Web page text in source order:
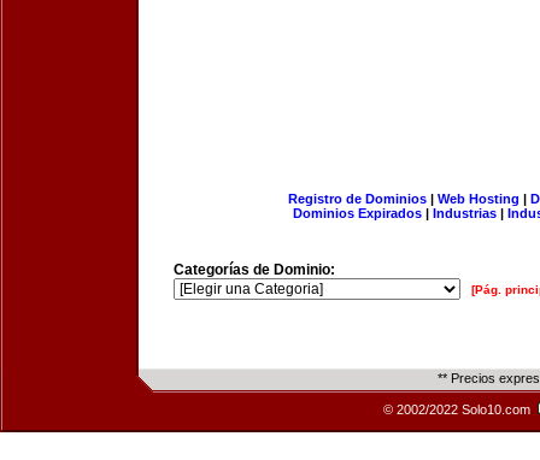
Registro de Dominios| Web Hosting |
Dominios Expirados | Industrias |
Categorías de Dominio:
[Pág.
** Precios
© 2002/2022 Solo10.com